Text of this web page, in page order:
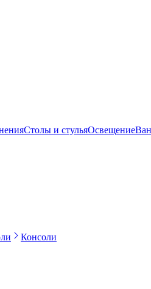
Столы и стульяОсвещение
Консоли